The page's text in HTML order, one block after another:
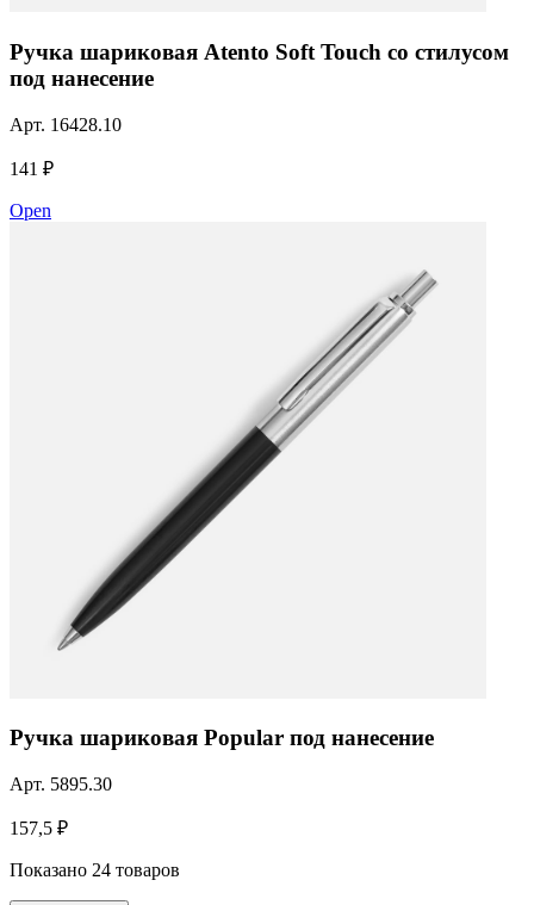
Ручка шариковая Atento Soft Touch со стилусом
под нанесение
Арт. 16428.10
141 ₽
Open
Ручка шариковая Popular под нанесение
Арт. 5895.30
157,5 ₽
Показано 24 товаров